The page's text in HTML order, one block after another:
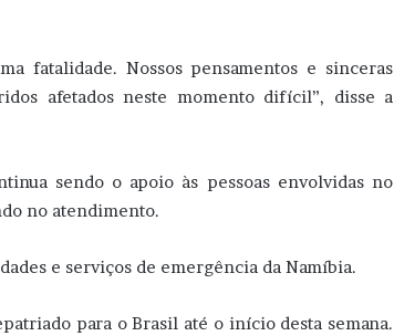
fatalidade. Nossos pensamentos e sinceras
afetados neste momento difícil”, disse a
sendo o apoio às pessoas envolvidas no
no atendimento.
e serviços de emergência da Namíbia.
para o Brasil até o início desta semana.